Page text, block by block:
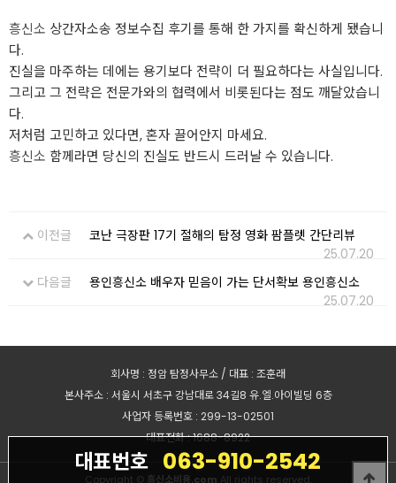
흥신소 상간자소송 정보수집 후기를 통해 한 가지를 확신하게 됐습니
다.
진실을 마주하는 데에는 용기보다 전략이 더 필요하다는 사실입니다.
그리고 그 전략은 전문가와의 협력에서 비롯된다는 점도 깨달았습니
다.
저처럼 고민하고 있다면, 혼자 끌어안지 마세요.
흥신소 함께라면 당신의 진실도 반드시 드러날 수 있습니다.
이전글
코난 극장판 17기 절해의 탐정 영화 팜플렛 간단리뷰
25.07.20
다음글
용인흥신소 배우자 믿음이 가는 단서확보 용인흥신소
25.07.20
대표번호 063-910-2542
회사명 : 정암 탐정사무소 / 대표 : 조훈래
본사주소 : 서울시 서초구 강남대로 34길8 유.엘.아이빌딩 6층
사업자 등록번호 : 299-13-02501
대표전화 : 1688-8922
Copyright © 흥신소비용.com All rights reserved.